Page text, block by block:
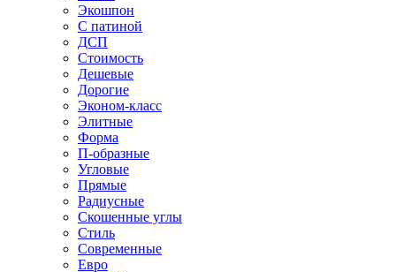
Экошпон
С патиной
ДСП
Стоимость
Дешевые
Дорогие
Эконом-класс
Элитные
Форма
П-образные
Угловые
Прямые
Радиусные
Скошенные углы
Стиль
Современные
Евро